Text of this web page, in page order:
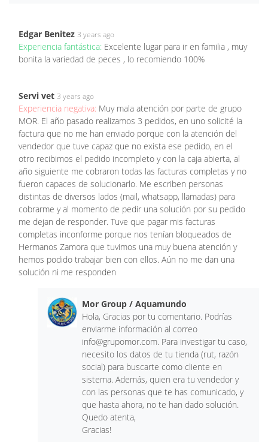
Edgar Benitez 3 years ago
Experiencia fantástica: Excelente lugar para ir en familia , muy
bonita la variedad de peces , lo recomiendo 100%
Servi vet 3 years ago
Experiencia negativa: Muy mala atención por parte de grupo
MOR. El año pasado realizamos 3 pedidos, en uno solicité la
factura que no me han enviado porque con la atención del
vendedor que tuve capaz que no exista ese pedido, en el
otro recibimos el pedido incompleto y con la caja abierta, al
año siguiente me cobraron todas las facturas completas y no
fueron capaces de solucionarlo. Me escriben personas
distintas de diversos lados (mail, whatsapp, llamadas) para
cobrarme y al momento de pedir una solución por su pedido
me dejan de responder. Tuve que pagar mis facturas
completas inconforme porque nos tenían bloqueados de
Hermanos Zamora que tuvimos una muy buena atención y
hemos podido trabajar bien con ellos. Aún no me dan una
solución ni me responden
Mor Group / Aquamundo
Hola, Gracias por tu comentario. Podrías
enviarme información al correo
info@grupomor.com. Para investigar tu caso,
necesito los datos de tu tienda (rut, razón
social) para buscarte como cliente en
sistema. Además, quien era tu vendedor y
con las personas que te has comunicado, y
que hasta ahora, no te han dado solución.
Quedo atenta,
Gracias!